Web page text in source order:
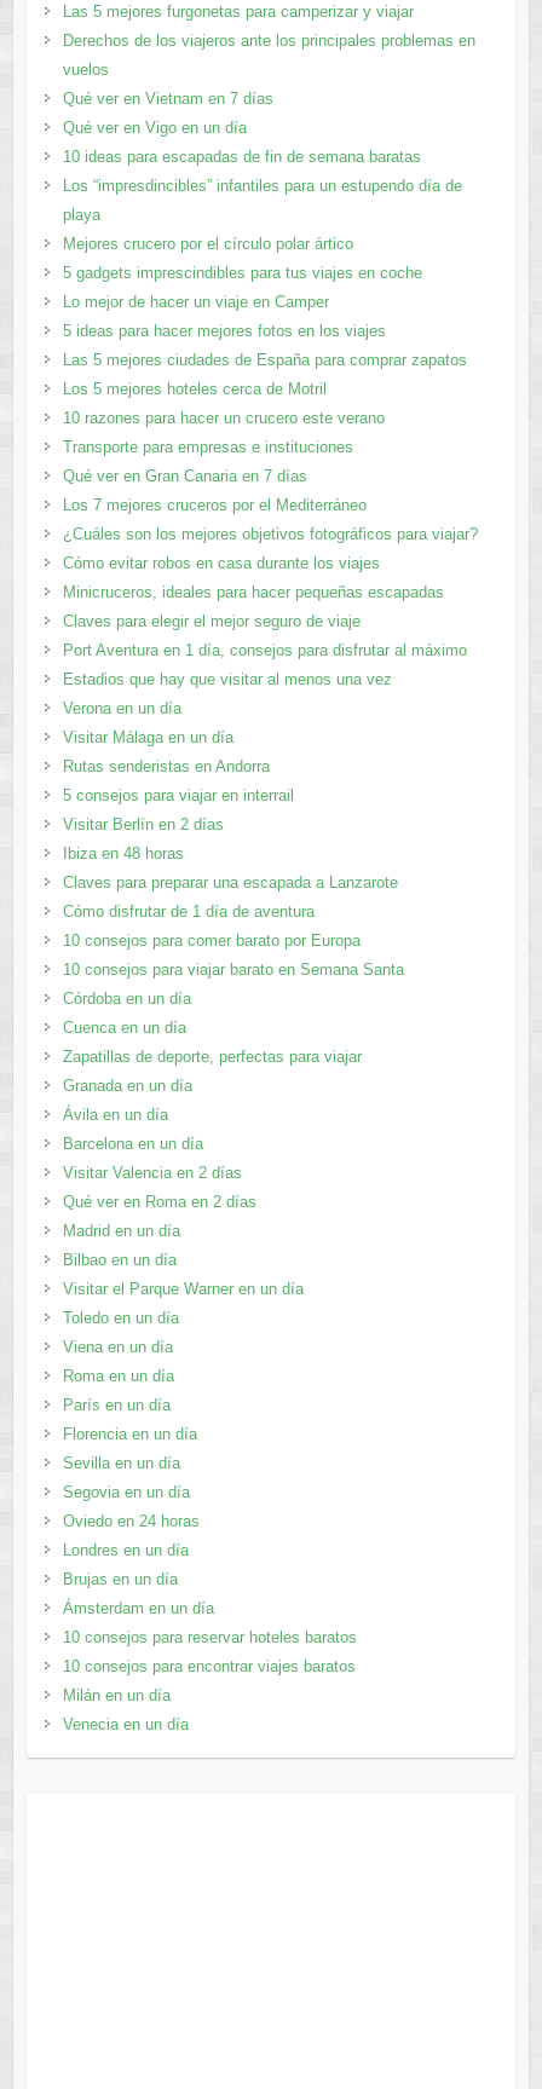
Las 5 mejores furgonetas para camperizar y viajar
Derechos de los viajeros ante los principales problemas en
vuelos
Qué ver en Vietnam en 7 días
Qué ver en Vigo en un día
10 ideas para escapadas de fin de semana baratas
Los “impresdincibles” infantiles para un estupendo día de
playa
Mejores crucero por el círculo polar ártico
5 gadgets imprescindibles para tus viajes en coche
Lo mejor de hacer un viaje en Camper
5 ideas para hacer mejores fotos en los viajes
Las 5 mejores ciudades de España para comprar zapatos
Los 5 mejores hoteles cerca de Motril
10 razones para hacer un crucero este verano
Transporte para empresas e instituciones
Qué ver en Gran Canaria en 7 días
Los 7 mejores cruceros por el Mediterráneo
¿Cuáles son los mejores objetivos fotográficos para viajar?
Cómo evitar robos en casa durante los viajes
Minicruceros, ideales para hacer pequeñas escapadas
Claves para elegir el mejor seguro de viaje
Port Aventura en 1 día, consejos para disfrutar al máximo
Estadios que hay que visitar al menos una vez
Verona en un día
Visitar Málaga en un día
Rutas senderistas en Andorra
5 consejos para viajar en interrail
Visitar Berlín en 2 días
Ibiza en 48 horas
Claves para preparar una escapada a Lanzarote
Cómo disfrutar de 1 día de aventura
10 consejos para comer barato por Europa
10 consejos para viajar barato en Semana Santa
Córdoba en un día
Cuenca en un día
Zapatillas de deporte, perfectas para viajar
Granada en un día
Ávila en un día
Barcelona en un día
Visitar Valencia en 2 días
Qué ver en Roma en 2 días
Madrid en un día
Bilbao en un día
Visitar el Parque Warner en un día
Toledo en un día
Viena en un día
Roma en un día
París en un día
Florencia en un día
Sevilla en un día
Segovia en un día
Oviedo en 24 horas
Londres en un día
Brujas en un día
Ámsterdam en un día
10 consejos para reservar hoteles baratos
10 consejos para encontrar viajes baratos
Milán en un día
Venecia en un día